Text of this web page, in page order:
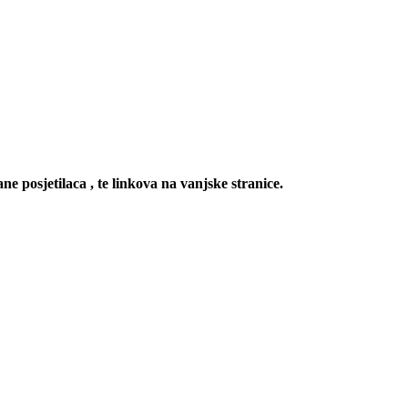
posjetilaca , te linkova na vanjske stranice.